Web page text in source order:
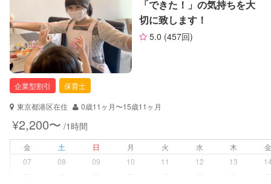
（定期特典）
サポートの特徴
資格
企業型割引対象(旧内閣府補助対象)
自治体届出済ベビーシッター
保育士
病児対応 病児、病後児、ともに不可
「できた！」の気持ちを大
切に致します！
5.0 (457回)
企業型割引
保育士
東京都港区在住
0歳11ヶ月〜15歳11ヶ月
¥2,200〜 /1時間
金 土 日 月 火 水 木
07
08 09 10 11 12 13